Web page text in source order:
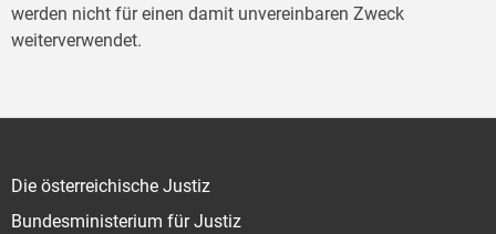
werden nicht für einen damit unvereinbaren Zweck
weiterverwendet.
Die österreichische Justiz
Bundesministerium für Justiz